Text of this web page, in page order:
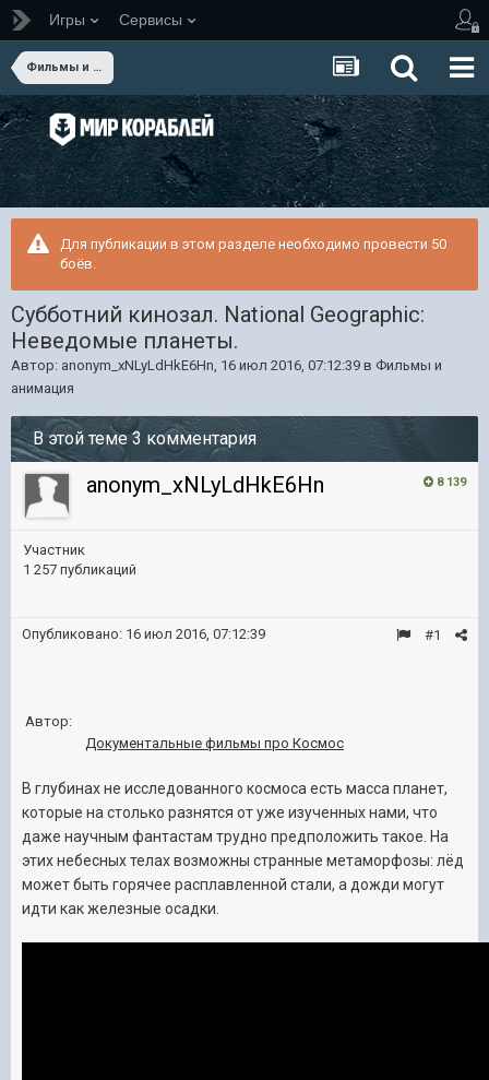
Игры Сервисы
Фильмы и анимация
Для публикации в этом разделе необходимо провести 50
боёв.
Субботний кинозал. National Geographic:
Неведомые планеты.
Автор: anonym_xNLyLdHkE6Hn, 16 июл 2016, 07:12:39 в Фильмы и
анимация
В этой теме 3 комментария
8 139
anonym_xNLyLdHkE6Hn
Участник
1 257 публикаций
#1
Опубликовано: 16 июл 2016, 07:12:39
Автор:
Документальные фильмы про Космос
В глубинах не исследованного космоса есть масса планет,
которые на столько разнятся от уже изученных нами, что
даже научным фантастам трудно предположить такое. На
этих небесных телах возможны странные метаморфозы: лёд
может быть горячее расплавленной стали, а дожди могут
идти как железные осадки.